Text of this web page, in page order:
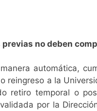
no deben
automática,
reingreso a la
retiro temporal o
por la